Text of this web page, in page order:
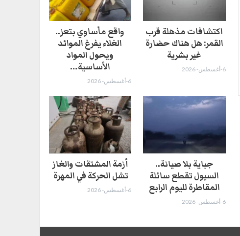
اكتشافات مذهلة قرب
القمر: هل هناك حضارة
غير بشرية
6-أغسطس- 2026
واقع مأساوي بتعز..
الغلاء يفرغ الموائد
ويحول المواد
الأساسية…
6-أغسطس- 2026
جباية بلا صيانة..
السيول تقطع سائلة
المقاطرة لليوم الرابع
6-أغسطس- 2026
أزمة المشتقات والغاز
تشل الحركة في المهرة ​
6-أغسطس- 2026